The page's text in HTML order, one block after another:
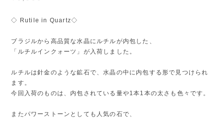
◇ Rutile in Quartz◇
ブラジルから高品質な水晶にルチルが内包した、
「ルチルインクォーツ」が入荷しました。
ルチルは針金のような鉱石で、水晶の中に内包する形で見つけられ
ます。
今回入荷のものは、内包されている量や1本1本の太さも色々です。
またパワーストーンとしても人気の石で、